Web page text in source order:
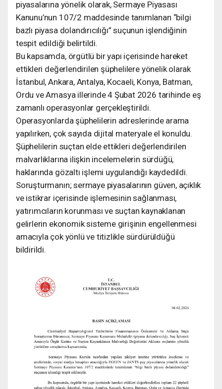
piyasalarına yönelik olarak, Sermaye Piyasası
Kanunu’nun 107/2 maddesinde tanımlanan “bilgi
bazlı piyasa dolandırıcılığı” suçunun işlendiğinin
tespit edildiği belirtildi.
Bu kapsamda, örgütlü bir yapı içerisinde hareket
ettikleri değerlendirilen şüphelilere yönelik olarak
İstanbul, Ankara, Antalya, Kocaeli, Konya, Batman,
Ordu ve Amasya illerinde 4 Şubat 2026 tarihinde eş
zamanlı operasyonlar gerçekleştirildi.
Operasyonlarda şüphelilerin adreslerinde arama
yapılırken, çok sayıda dijital materyale el konuldu.
Şüphelilerin suçtan elde ettikleri değerlendirilen
malvarlıklarına ilişkin incelemelerin sürdüğü,
haklarında gözaltı işlemi uygulandığı kaydedildi.
Soruşturmanın; sermaye piyasalarının güven, açıklık
ve istikrar içerisinde işlemesinin sağlanması,
yatırımcıların korunması ve suçtan kaynaklanan
gelirlerin ekonomik sisteme girişinin engellenmesi
amacıyla çok yönlü ve titizlikle sürdürüldüğü
bildirildi.